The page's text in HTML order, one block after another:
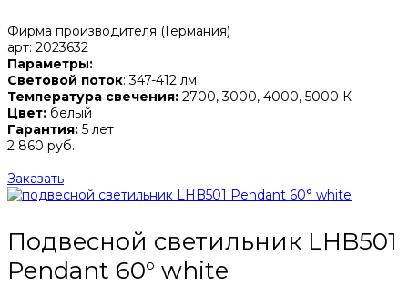
Фирма производителя (Германия)
арт: 2023632
Параметры:
Световой поток: 347-412 лм
Температура свечения: 2700, 3000, 4000, 5000 К
Цвет: белый
Гарантия: 5 лет
2 860 руб.
Заказать
Подвесной светильник LHB501
Pendant 60° white